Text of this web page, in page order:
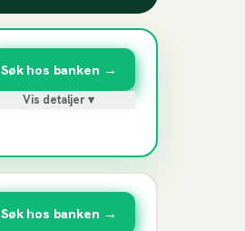
Søk hos banken →
Vis detaljer ▾
Søk hos banken →